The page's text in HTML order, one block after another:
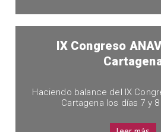
IX Congreso
Haciendo balance del IX
Cartagena los días 7 y